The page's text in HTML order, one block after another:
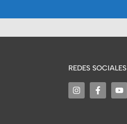
REDES SOCIALES